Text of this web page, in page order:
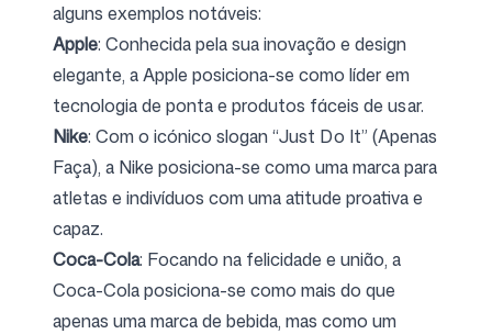
Entrar Cadastrar-se
Siga-nos
alguns exemplos notáveis:
Apple: Conhecida pela sua inovação e design
elegante, a Apple posiciona-se como líder em
tecnologia de ponta e produtos fáceis de usar.
Nike: Com o icónico slogan “Just Do It” (Apenas
Faça), a Nike posiciona-se como uma marca para
atletas e indivíduos com uma atitude proativa e
capaz.
Coca-Cola: Focando na felicidade e união, a
Coca-Cola posiciona-se como mais do que
apenas uma marca de bebida, mas como um